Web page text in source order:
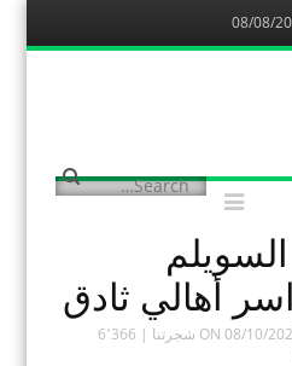
08/08/
Search
أهالي ثادق
08/10/ شجرتنا
| 6٬366